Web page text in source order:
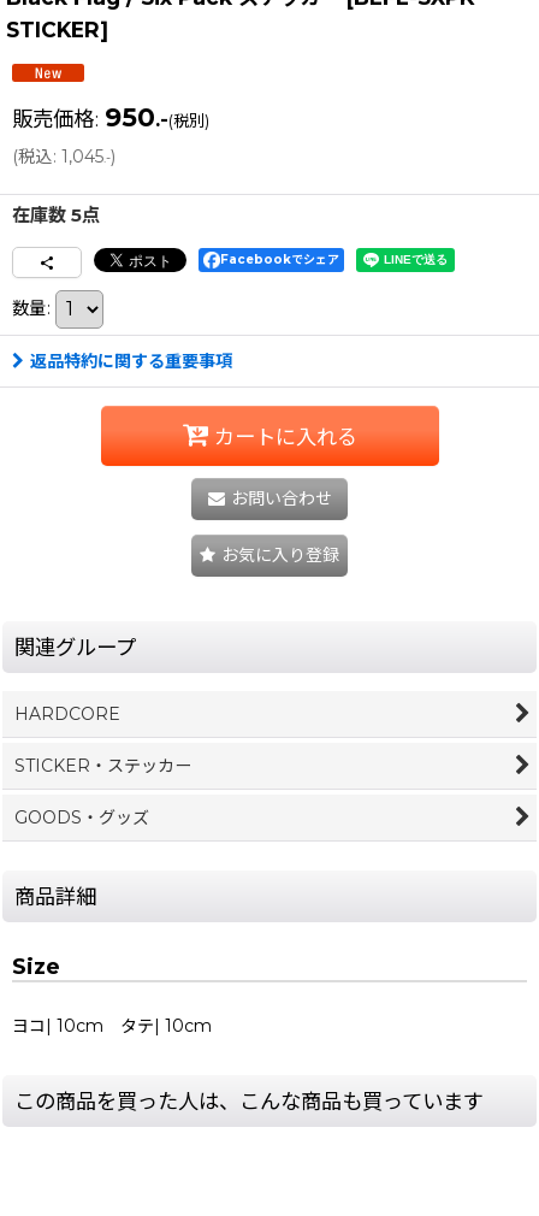
STICKER]
販売価格: 950.-(税別)
(税込: 1,045.-)
在庫数 5点
Facebookでシェア
数量:
返品特約に関する重要事項
カートに入れる
お問い合わせ
お気に入り登録
関連グループ
HARDCORE
STICKER・ステッカー
GOODS・グッズ
商品詳細
Size
ヨコ| 10cm タテ| 10cm
この商品を買った人は、こんな商品も買っています